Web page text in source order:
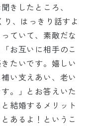
きしたところ、
り、はっきり話すよ
ていて、素敵だな
お互いに相手のこ
たいです。嬉しい
い支えあい、老い
。」とお答えいた
結婚するメリット
あるよ！というこ